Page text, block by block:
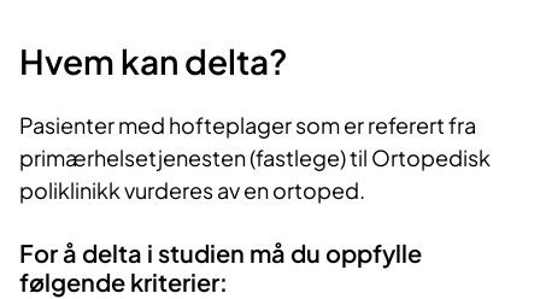
Hvem kan delta?
Pasienter med hofteplager som er referert fra
primærhelsetjenesten (fastlege) til Ortopedisk
poliklinikk vurderes av en ortoped.
For å delta i studien må du oppfylle
følgende kriterier: